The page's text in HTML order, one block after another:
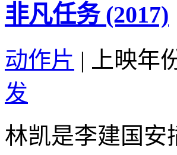
非凡任务 (2017)
动作片 | 上映年
发
林凯是李建国安